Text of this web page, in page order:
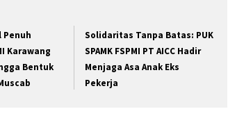
Penuh
Karawang
Bentuk
Solidaritas Tanpa Batas: PUK
SPAMK FSPMI PT AICC Hadir
Menjaga Asa Anak Eks
Pekerja